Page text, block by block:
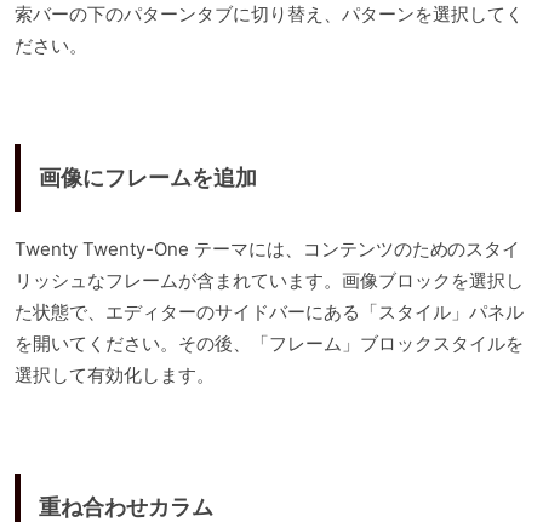
索バーの下のパターンタブに切り替え、パターンを選択してく
ださい。
画像にフレームを追加
Twenty Twenty-One テーマには、コンテンツのためのスタイ
リッシュなフレームが含まれています。画像ブロックを選択し
た状態で、エディターのサイドバーにある「スタイル」パネル
を開いてください。その後、「フレーム」ブロックスタイルを
選択して有効化します。
重ね合わせカラム